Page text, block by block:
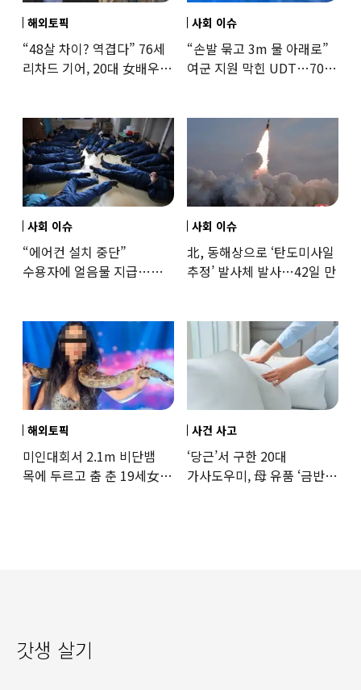
해외토픽
“48살 차이? 역겹다” 76세
리차드 기어, 20대 女배우와
사회 이슈
“손발 묶고 3m 물 아래로”
여군 지원 막힌 UDT…707
사회 이슈
“에어컨 설치 중단”
수용자에 얼음물 지급…
사회 이슈
北, 동해상으로 ‘탄도미사일
추정’ 발사체 발사…42일 만
해외토픽
미인대회서 2.1m 비단뱀
목에 두르고 춤 춘 19세女
사건 사고
‘당근’서 구한 20대
가사도우미, 母 유품 ‘금반지
갓생 살기